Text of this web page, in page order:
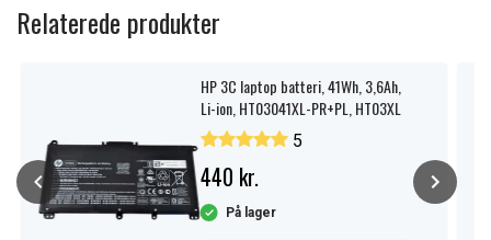
Relaterede produkter
HP 3C laptop batteri, 41Wh, 3,6Ah,
Li-ion, HT03041XL-PR+PL, HT03XL
5
440 kr.
På lager